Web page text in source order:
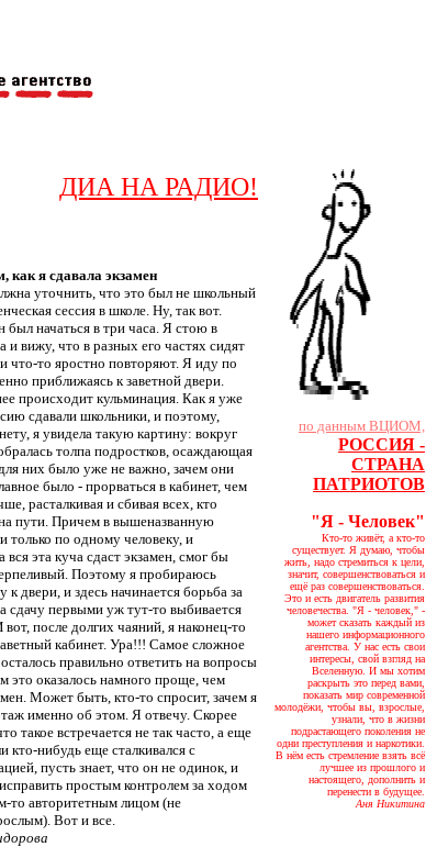
ДИА НА РАДИО!
как я сдавала экзамен
уточнить, что это был не школьный
сессия в школе. Ну, так вот.
был начаться в три часа. Я стою в
и вижу, что в разных его частях сидят
что-то яростно повторяют. Я иду по
приближаясь к заветной двери.
происходит кульминация. Как я уже
сдавали школьники, и поэтому,
я увидела такую картину: вокруг
толпа подростков, осаждающая
них было уже не важно, зачем они
было - прорваться в кабинет, чем
расталкивая и сбивая всех, кто
пути. Причем в вышеназванную
только по одному человеку, и
вся эта куча сдаст экзамен, смог бы
Поэтому я пробираюсь
к двери, и здесь начинается борьба за
сдачу первыми уж тут-то выбивается
после долгих чаяний, я наконец-то
кабинет. Ура!!! Самое сложное
правильно ответить на вопросы
это оказалось намного проще, чем
Может быть, кто-то спросит, зачем я
именно об этом. Я отвечу. Скорее
такое встречается не так часто, а еще
кто-нибудь еще сталкивался с
пусть знает, что он не одинок, и
простым контролем за ходом
то авторитетным лицом (не
Вот и все.
по данным ВЦИОМ,
РОССИЯ -
СТРАНА
ПАТРИОТОВ
"Я - Человек"
Кто-то живёт, а кто-то
существует. Я думаю, чтобы
жить, надо стремиться к цели,
значит, совершенствоваться и
ещё раз совершенствоваться.
Это и есть двигатель развития
человечества. "Я - человек," -
может сказать каждый из
нашего информационного
агентства. У нас есть свои
интересы, свой взгляд на
Вселенную. И мы хотим
раскрыть это перед вами,
показать мир современной
молодёжи, чтобы вы, взрослые,
узнали, что в жизни
подрастающего поколения не
одни преступления и наркотики.
В нём есть стремление взять всё
лучшее из прошлого и
настоящего, дополнить и
перенести в будущее.
Аня Никитина